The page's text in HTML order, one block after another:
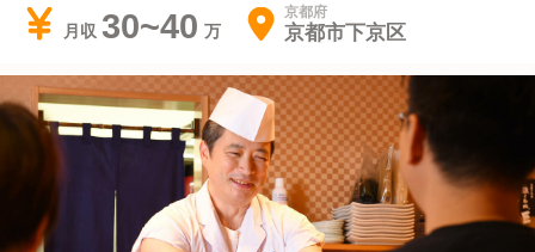
月収 30~40 京都府
京都市下京区